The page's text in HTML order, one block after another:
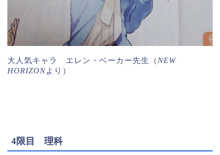
大人気キャラ エレン・ベーカー先生（NEW
HORIZONより）
4限目 理科